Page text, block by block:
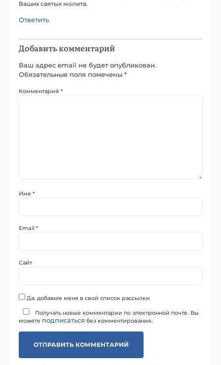
Ваших святых молитв.
Ответить
Добавить комментарий
Ваш адрес email не будет опубликован.
Обязательные поля помечены*
Комментарий*
Имя*
Email*
Сайт
Да, добавьте меня в свой список рассылки
Получать новые комментарии по электронной почте. Вы
можете подписаться без комментирования.